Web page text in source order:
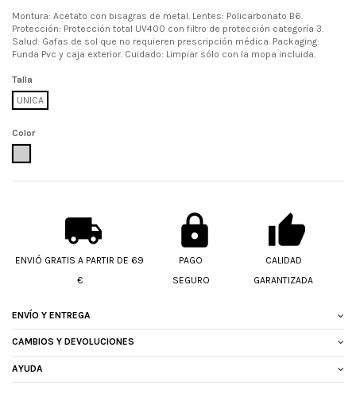
Montura: Acetato con bisagras de metal. Lentes: Policarbonato B6.
Protección: Protección total UV400 con filtro de protección categoría 3.
Salud: Gafas de sol que no requieren prescripción médica. Packaging:
Funda Pvc y caja exterior. Cuidado: Limpiar sólo con la mopa incluida.
Talla
UNICA
Color
ENVIÓ GRATIS A PARTIR DE 69
€
PAGO
SEGURO
CALIDAD
GARANTIZADA
ENVÍO Y ENTREGA
CAMBIOS Y DEVOLUCIONES
AYUDA